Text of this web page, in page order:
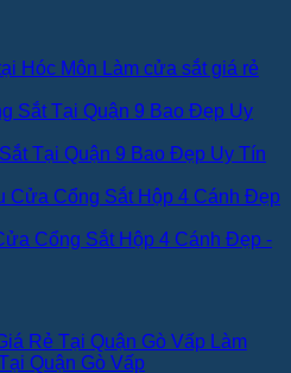
Làm cửa sắt giá rẻ
Tại Quận 9 Bao Đẹp Uy Tín
Cổng Sắt Hộp 4 Cánh Đẹp -
Làm
Quận Gò Vấp